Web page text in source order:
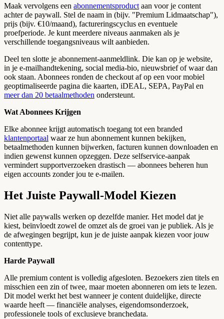
Maak vervolgens een abonnementsproductaan voor je content
achter de paywall. Stel de naam in (bijv. "Premium Lidmaatschap"),
prijs (bijv. €10/maand), factureringscyclus en eventuele
proefperiode. Je kunt meerdere niveaus aanmaken als je
verschillende toegangsniveaus wilt aanbieden.
Deel ten slotte je abonnement-aanmeldlink. Die kan op je website,
in je e-mailhandtekening, social media-bio, nieuwsbrief of waar dan
ook staan. Abonnees ronden de checkout af op een voor mobiel
geoptimaliseerde pagina die kaarten, iDEAL, SEPA, PayPal en
meer dan 20 betaalmethoden ondersteunt.
Wat Abonnees Krijgen
Elke abonnee krijgt automatisch toegang tot een branded
klantenportaal waar ze hun abonnement kunnen bekijken,
betaalmethoden kunnen bijwerken, facturen kunnen downloaden en
indien gewenst kunnen opzeggen. Deze selfservice-aanpak
vermindert supportverzoeken drastisch — abonnees beheren hun
eigen accounts zonder jou te e-mailen.
Het Juiste Paywall-Model Kiezen
Niet alle paywalls werken op dezelfde manier. Het model dat je
kiest, beïnvloedt zowel de omzet als de groei van je publiek. Als je
de afwegingen begrijpt, kun je de juiste aanpak kiezen voor jouw
contenttype.
Harde Paywall
Alle premium content is volledig afgesloten. Bezoekers zien titels en
misschien een zin of twee, maar moeten abonneren om iets te lezen.
Dit model werkt het best wanneer je content duidelijke, directe
waarde heeft — financiële analyses, eigendomsonderzoek,
professionele tools of exclusieve branchedata.